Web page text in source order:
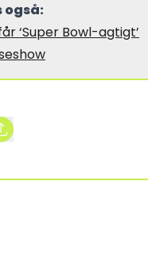
også:
‘Super Bowl-agtigt’